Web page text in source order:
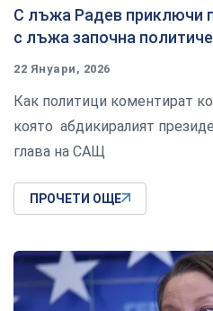
С лъжа Радев приключи
с лъжа започна
22 Януари, 2026
Как политици коментират
която абдикиралият
глава на САЩ
ПРОЧЕТИ ОЩЕ